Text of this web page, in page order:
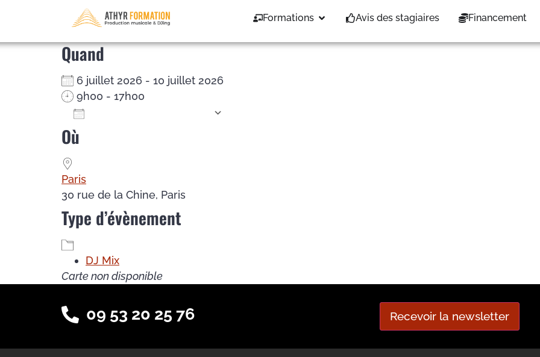
Formations Avis des stagiaires Financement
DJ Mix – du 06/07/26 au 10/07/26
Quand
6 juillet 2026 - 10 juillet 2026
9h00 - 17h00
Où
Paris
30 rue de la Chine, Paris
Type d’évènement
DJ Mix
Carte non disponible
09 53 20 25 76 Recevoir la newsletter